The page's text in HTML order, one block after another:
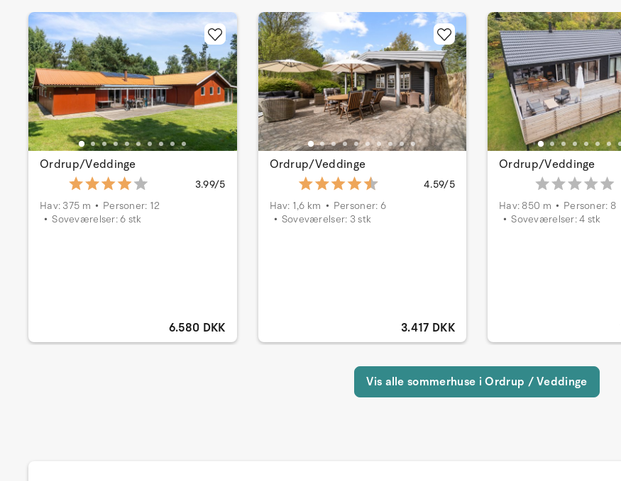
Ordrup/Veddinge
3.99/5
Hav: 375 m
Personer: 12
Soveværelser: 6 stk
6.580 DKK
Ordrup/Veddinge
4.59/5
Hav: 1,6 km
Personer: 6
Soveværelser: 3 stk
3.417 DKK
Ordrup/Veddinge
Hav: 850 m
Personer: 8
Soveværelser: 4 stk
Vis alle sommerhuse i Ordrup / Veddinge